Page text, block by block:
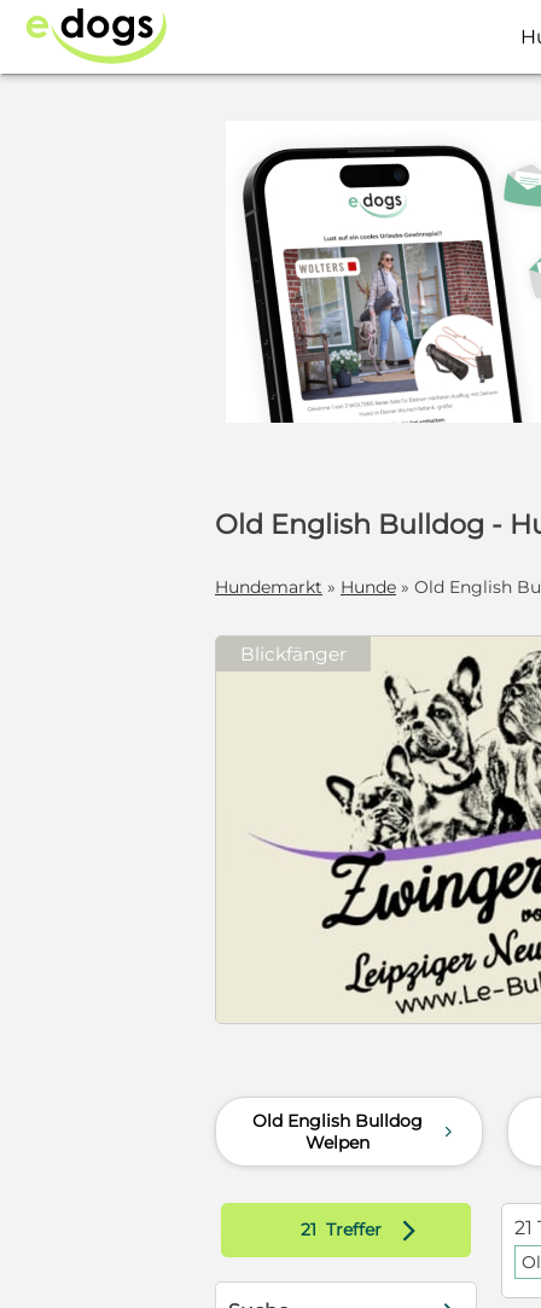
Old English Bulldog -
Hundemarkt » Hunde » Old English
Blickfänger
c
Old English Bulldog
Welpen
d
21 Treffer d 21